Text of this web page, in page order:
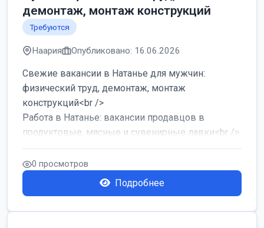
демонтаж, монтаж конструкций
Требуются
Наария Опубликовано: 16.06.2026
Свежие вакансии в Натанье для мужчин:
физический труд, демонтаж, монтаж
конструкций<br />
Работа в Натанье: вакансии продавцов в
продуктовые, мясные и сувенирные лавки<br />
Разнорабочий на сборку м...
0 просмотров
Подробнее